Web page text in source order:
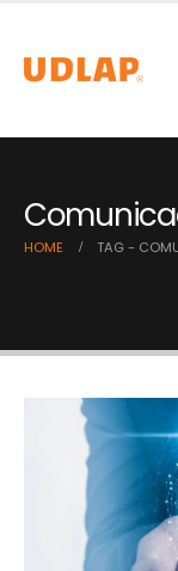
HOME TAG -